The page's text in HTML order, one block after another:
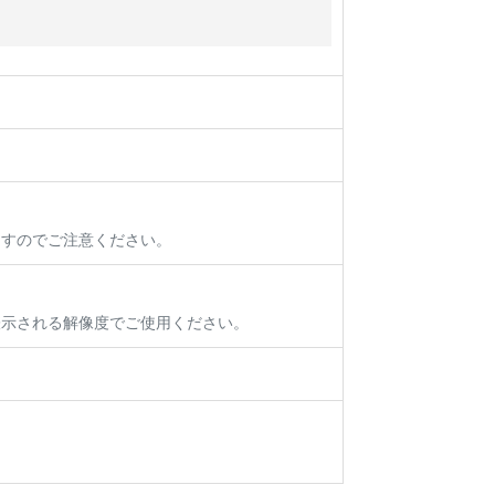
のでご注意ください。
れる解像度でご使用ください。